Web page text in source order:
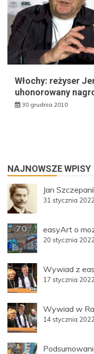
Włochy: reżyser
uhonorowany
30 grudnia 2010
NAJNOWSZE WPISY
Jan
31 stycznia 2022
easyArt o
20 stycznia 2022
Wywiad z
17 stycznia 2022
Wywiad w
14 stycznia 2022